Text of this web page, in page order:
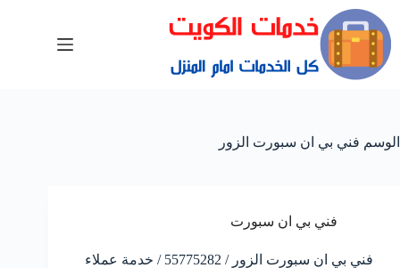
الوسم فني بي ان سبورت الزور
فني بي ان سبورت
فني بي ان سبورت الزور / 55775282 / خدمة عملاء